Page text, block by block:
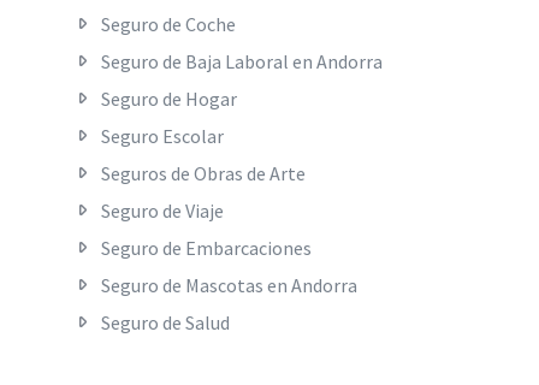
Seguro de Coche
Seguro de Baja Laboral en Andorra
Seguro de Hogar
Seguro Escolar
Seguros de Obras de Arte
Seguro de Viaje
Seguro de Embarcaciones
Seguro de Mascotas en Andorra
Seguro de Salud